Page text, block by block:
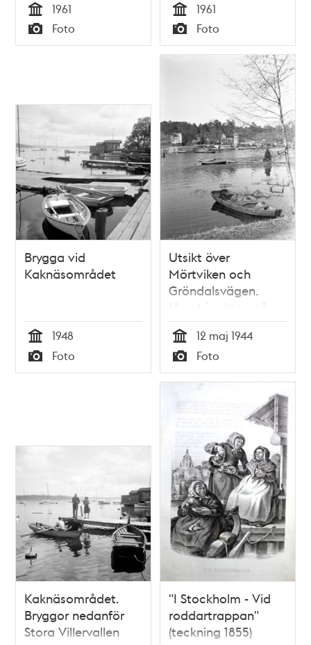
Tid
1961
Typ
Foto Tid
1961
Typ
Foto
Brygga vid
Kaknäsområdet
Tid
1948
Typ
Foto
Utsikt över
Mörtviken och
Gröndalsvägen.
Huset i mitten på
bilden har adressen
Gröndalsvägen 152
Tid
12 maj 1944
Typ
Foto
Kaknäsområdet.
Bryggor nedanför
Stora Villervallen
"I Stockholm - Vid
roddartrappan"
(teckning 1855)